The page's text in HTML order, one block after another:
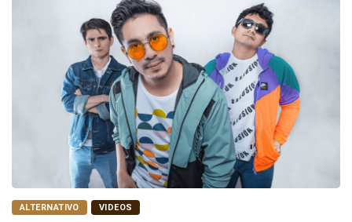
ALTERNATIVO VIDEOS